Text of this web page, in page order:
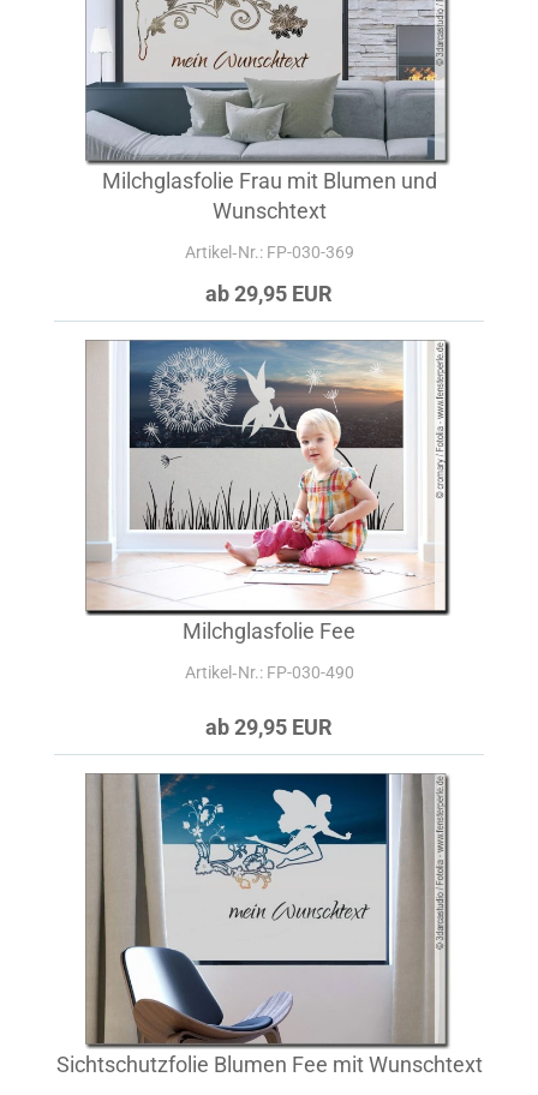
Milchglasfolie Frau mit Blumen und
Wunschtext
Artikel‑Nr.: FP-030-369
ab 29,95 EUR
Milchglasfolie Fee
Artikel‑Nr.: FP-030-490
ab 29,95 EUR
Sichtschutzfolie Blumen Fee mit Wunschtext